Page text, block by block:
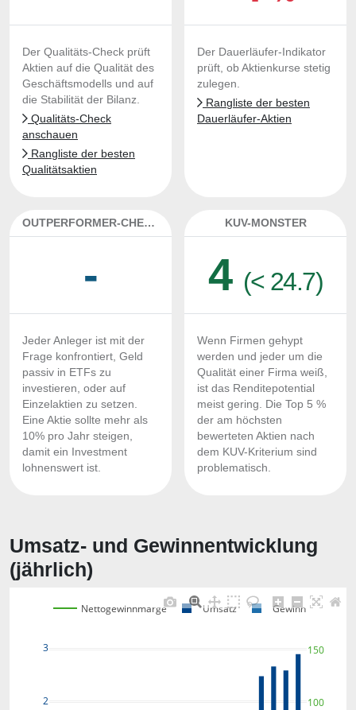
Der Qualitäts-Check prüft
Aktien auf die Qualität des
Geschäftsmodells und auf
die Stabilität der Bilanz.
Qualitäts-Check
anschauen
Rangliste der besten
Qualitätsaktien
Der Dauerläufer-Indikator
prüft, ob Aktienkurse stetig
zulegen.
Rangliste der besten
Dauerläufer-Aktien
OUTPERFORMER-CHECK
-
Jeder Anleger ist mit der
Frage konfrontiert, Geld
passiv in ETFs zu
investieren, oder auf
Einzelaktien zu setzen.
Eine Aktie sollte mehr als
10% pro Jahr steigen,
damit ein Investment
lohnenswert ist.
KUV-MONSTER
4 (< 24.7)
Wenn Firmen gehypt
werden und jeder um die
Qualität einer Firma weiß,
ist das Renditepotential
meist gering. Die Top 5 %
der am höchsten
bewerteten Aktien nach
dem KUV-Kriterium sind
problematisch.
Umsatz- und Gewinnentwicklung
(jährlich)
2
3
100
150
Nettogewinnmarge Umsatz Gewinn